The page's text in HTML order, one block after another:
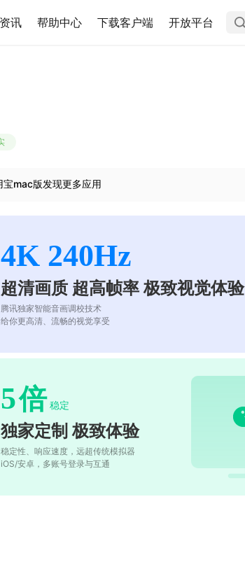
资讯 帮助中心 下载客户端 开放平台
mac版发现更多应用
4K 240Hz
超清画质 超高帧率 极致视觉体验
腾讯独家智能音画调校技术
给你更高清、流畅的视觉享受
5倍 稳定
独家定制 极致体验
稳定性、响应速度，远超传统模拟器
iOS/安卓，多账号登录与互通